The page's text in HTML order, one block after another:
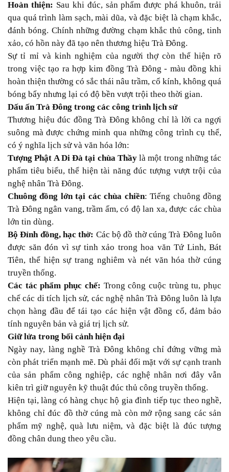
Hoàn thiện: Sau khi đúc, sản phẩm được phá khuôn, trải
qua quá trình làm sạch, mài dũa, và đặc biệt là chạm khắc,
đánh bóng. Chính những đường chạm khắc thủ công, tinh
xảo, có hồn này đã tạo nên thương hiệu Trà Đông.
Sự tỉ mỉ và kinh nghiệm của người thợ còn thể hiện rõ
trong việc tạo ra hợp kim đồng Trà Đông - màu đồng khi
hoàn thiện thường có sắc thái nâu trầm, cổ kính, không quá
bóng bẩy nhưng lại có độ bền vượt trội theo thời gian.
Dấu ấn Trà Đông trong các công trình lịch sử
Thương hiệu đúc đồng Trà Đông không chỉ là lời ca ngợi
suông mà được chứng minh qua những công trình cụ thể,
có ý nghĩa lịch sử và văn hóa lớn:
Tượng Phật A Di Đà tại chùa Thầylà một trong những tác
phẩm tiêu biểu, thể hiện tài năng đúc tượng vượt trội của
nghệ nhân Trà Đông.
Chuông đồng lớn tại các chùa chiền: Tiếng chuông đồng
Trà Đông ngân vang, trầm ấm, có độ lan xa, được các chùa
lớn tin dùng.
Bộ Đỉnh đồng, hạc thờ: Các bộ đồ thờ cúng Trà Đông luôn
được săn đón vì sự tinh xảo trong hoa văn Tứ Linh, Bát
Tiên, thể hiện sự trang nghiêm và nét văn hóa thờ cúng
truyền thống.
Các tác phẩm phục chế: Trong công cuộc trùng tu, phục
chế các di tích lịch sử, các nghệ nhân Trà Đông luôn là lựa
chọn hàng đầu để tái tạo các hiện vật đồng cổ, đảm bảo
tính nguyên bản và giá trị lịch sử.
Giữ lửa trong bối cảnh hiện đại
Ngày nay, làng nghề Trà Đông không chỉ đứng vững mà
còn phát triển mạnh mẽ. Dù phải đối mặt với sự cạnh tranh
của sản phẩm công nghiệp, các nghệ nhân nơi đây vẫn
kiên trì giữ nguyên kỹ thuật đúc thủ công truyền thống.
Hiện tại, làng có hàng chục hộ gia đình tiếp tục theo nghề,
không chỉ đúc đồ thờ cúng mà còn mở rộng sang các sản
phẩm mỹ nghệ, quà lưu niệm, và đặc biệt là đúc tượng
đồng chân dung theo yêu cầu.